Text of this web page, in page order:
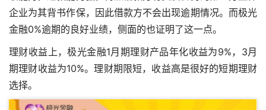
企业为其背书作保，因此借款方不会出现逾期情况。而极光
金融0%逾期的良好业绩，侧面的也证明了这一点。
理财收益上，极光金融1月期理财产品年化收益为9%，3月
期理财收益为10%。理财期限短，收益高是很好的短期理财
选择。